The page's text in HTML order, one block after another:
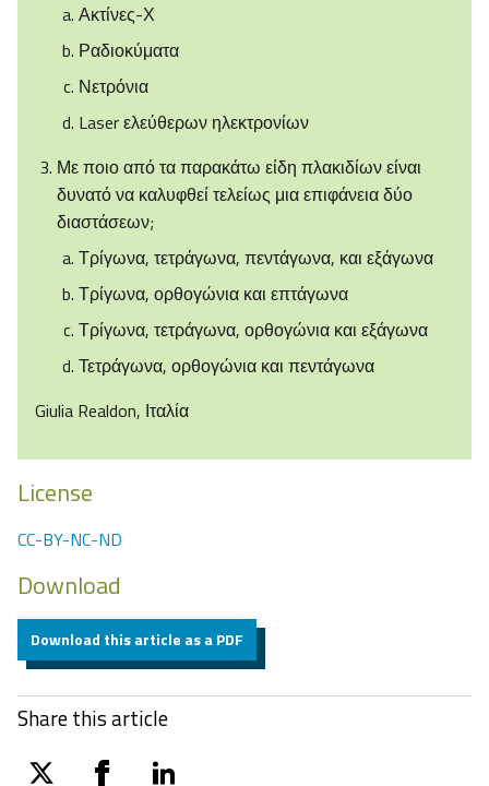
Ακτίνες-Χ
Ραδιοκύματα
Νετρόνια
Laser ελεύθερων ηλεκτρονίων
Με ποιο από τα παρακάτω είδη πλακιδίων είναι
δυνατό να καλυφθεί τελείως μια επιφάνεια δύο
διαστάσεων;
Τρίγωνα, τετράγωνα, πεντάγωνα, και εξάγωνα
Τρίγωνα, ορθογώνια και επτάγωνα
Τρίγωνα, τετράγωνα, ορθογώνια και εξάγωνα
Τετράγωνα, ορθογώνια και πεντάγωνα
Giulia Realdon, Ιταλία
License
CC-BY-NC-ND
Download
Download this article as a PDF
Share this article